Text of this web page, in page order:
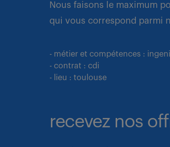
Nous faisons le maximum
qui vous correspond parmi
- métier et compétences :
- contrat : cdi
- lieu : toulouse
recevez nos